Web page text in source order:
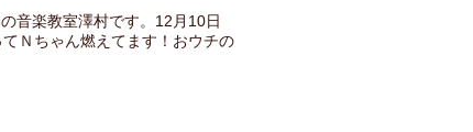
音楽教室澤村です。12月10日
Ｎちゃん燃えてます！おウチの